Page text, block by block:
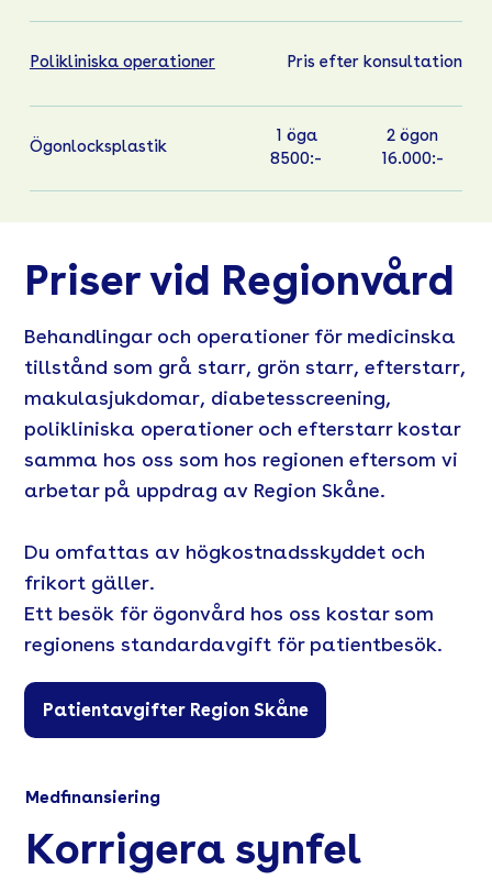
Priser vid Regionvård
Behandlingar och operationer för medicinska
tillstånd som grå starr, grön starr, efterstarr,
makulasjukdomar, diabetesscreening,
polikliniska operationer och efterstarr kostar
samma hos oss som hos regionen eftersom vi
arbetar på uppdrag av Region Skåne.
Du omfattas av högkostnadsskyddet och
frikort gäller.
Ett besök för ögonvård hos oss kostar som
regionens standardavgift för patientbesök.
Patientavgifter Region Skåne
Medfinansiering
Korrigera synfel
Ögonlocksplastik
1 öga
8500:-
2 ögon
16.000:-
Polikliniska operationer Pris efter konsultation